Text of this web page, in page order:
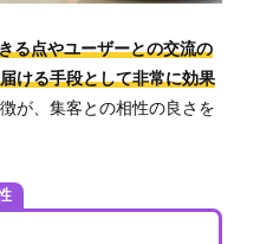
る点やユーザーとの交流の
ける手段として非常に効果
が、集客との相性の良さを